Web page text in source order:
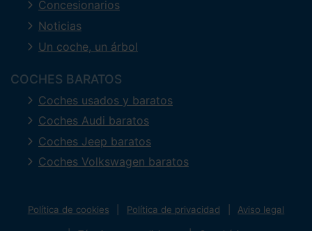
Concesionarios
Noticias
Un coche, un árbol
COCHES BARATOS
Coches usados y baratos
Coches Audi baratos
Coches Jeep baratos
Coches Volkswagen baratos
Política de cookies Política de privacidad Aviso legal